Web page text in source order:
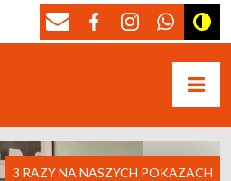
3 RAZY NA NASZYCH POKAZACH